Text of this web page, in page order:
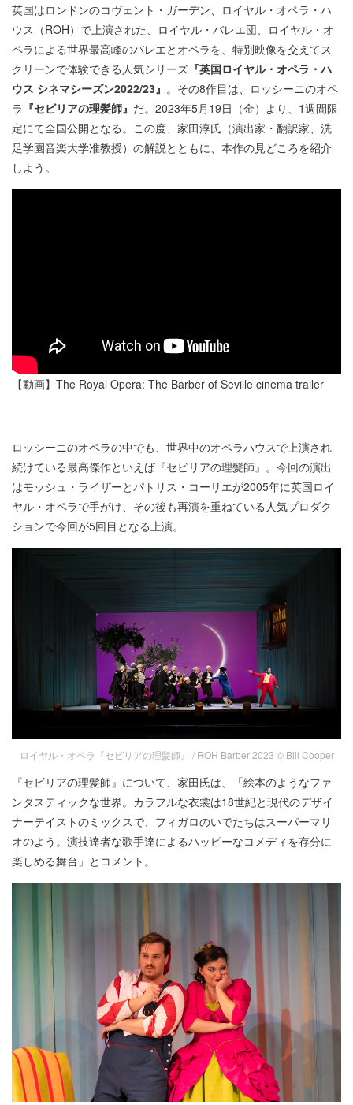
英国はロンドンのコヴェント・ガーデン、ロイヤル・オペラ・ハ
ウス（ROH）で上演された、ロイヤル・バレエ団、ロイヤル・オ
ペラによる世界最高峰のバレエとオペラを、特別映像を交えてス
クリーンで体験できる人気シリーズ 『英国ロイヤル・オペラ・ハ
ウス シネマシーズン2022/23』 。その8作目は、ロッシーニのオペ
ラ 『セビリアの理髪師』 だ。2023年5月19日（金）より、1週間限
定にて全国公開となる。この度、家田淳氏（演出家・翻訳家、洗
足学園音楽大学准教授）の解説とともに、本作の見どころを紹介
しよう。
【動画】The Royal Opera: The Barber of Seville cinema trailer
ロッシーニのオペラの中でも、世界中のオペラハウスで上演され
続けている最高傑作といえば『セビリアの理髪師』。今回の演出
はモッシュ・ライザーとパトリス・コーリエが2005年に英国ロイ
ヤル・オペラで手がけ、その後も再演を重ねている人気プロダク
ションで今回が5回目となる上演。
ロイヤル・オペラ『セビリアの理髪師』 / ROH Barber 2023 © Bill Cooper
『セビリアの理髪師』について、家田氏は、「絵本のようなファ
ンタスティックな世界。カラフルな衣裳は18世紀と現代のデザイ
ナーテイストのミックスで、フィガロのいでたちはスーパーマリ
オのよう。演技達者な歌手達によるハッピーなコメディを存分に
楽しめる舞台」とコメント。